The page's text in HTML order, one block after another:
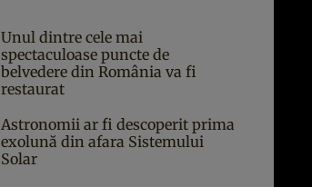
Unul dintre cele mai
spectaculoase puncte de
belvedere din România va fi
restaurat
Astronomii ar fi descoperit prima
exolună din afara Sistemului
Solar